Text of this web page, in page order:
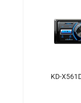
KD-